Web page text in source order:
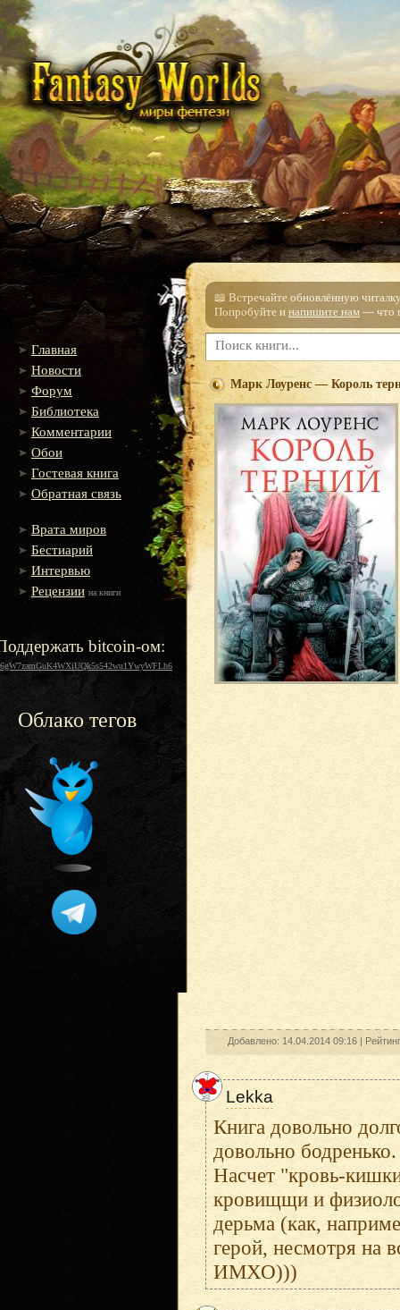
Главная
Новости
Форум
Библиотека
Комментарии
Обои
Гостевая книга
Обратная связь
Врата миров
Бестиарий
Интервью
Рецензии на книги
bitcoin-ом:
Облако тегов
📖 Встречайте обновлённую
Попробуйте и напишите нам — что
Марк Лоуренс — Король
Добавлено: 14.04.2014 09:16 |
Lekka
Книга довольно
довольно бодренько.
Насчет "кровь-
кровищщи и
дерьма (как,
герой, несмотря на
ИМХО)))